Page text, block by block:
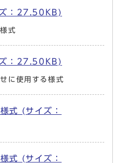
：27.50KB)
式
：27.50KB)
に使用する様式
式 (サイズ：
式 (サイズ：